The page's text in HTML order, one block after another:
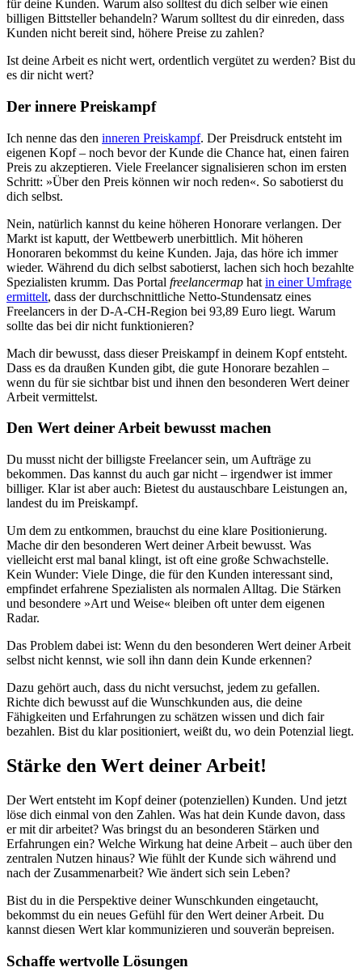
für deine Kunden. Warum also solltest du dich selber wie einen
billigen Bittsteller behandeln? Warum solltest du dir einreden, dass
Kunden nicht bereit sind, höhere Preise zu zahlen?
Ist deine Arbeit es nicht wert, ordentlich vergütet zu werden? Bist du
es dir nicht wert?
Der innere Preiskampf
Ich nenne das den inneren Preiskampf. Der Preisdruck entsteht im
eigenen Kopf – noch bevor der Kunde die Chance hat, einen fairen
Preis zu akzeptieren. Viele Freelancer signalisieren schon im ersten
Schritt: »Über den Preis können wir noch reden«. So sabotierst du
dich selbst.
Nein, natürlich kannst du keine höheren Honorare verlangen. Der
Markt ist kaputt, der Wettbewerb unerbittlich. Mit höheren
Honoraren bekommst du keine Kunden. Jaja, das höre ich immer
wieder. Während du dich selbst sabotierst, lachen sich hoch bezahlte
Spezialisten krumm. Das Portal freelancermap hat in einer Umfrage
ermittelt, dass der durchschnittliche Netto-Stundensatz eines
Freelancers in der D-A-CH-Region bei 93,89 Euro liegt. Warum
sollte das bei dir nicht funktionieren?
Mach dir bewusst, dass dieser Preiskampf in deinem Kopf entsteht.
Dass es da draußen Kunden gibt, die gute Honorare bezahlen –
wenn du für sie sichtbar bist und ihnen den besonderen Wert deiner
Arbeit vermittelst.
Den Wert deiner Arbeit bewusst machen
Du musst nicht der billigste Freelancer sein, um Aufträge zu
bekommen. Das kannst du auch gar nicht – irgendwer ist immer
billiger. Klar ist aber auch: Bietest du austauschbare Leistungen an,
landest du im Preiskampf.
Um dem zu entkommen, brauchst du eine klare Positionierung.
Mache dir den besonderen Wert deiner Arbeit bewusst. Was
vielleicht erst mal banal klingt, ist oft eine große Schwachstelle.
Kein Wunder: Viele Dinge, die für den Kunden interessant sind,
empfindet erfahrene Spezialisten als normalen Alltag. Die Stärken
und besondere »Art und Weise« bleiben oft unter dem eigenen
Radar.
Das Problem dabei ist: Wenn du den besonderen Wert deiner Arbeit
selbst nicht kennst, wie soll ihn dann dein Kunde erkennen?
Dazu gehört auch, dass du nicht versuchst, jedem zu gefallen.
Richte dich bewusst auf die Wunschkunden aus, die deine
Fähigkeiten und Erfahrungen zu schätzen wissen und dich fair
bezahlen. Bist du klar positioniert, weißt du, wo dein Potenzial liegt.
Stärke den Wert deiner Arbeit!
Der Wert entsteht im Kopf deiner (potenziellen) Kunden. Und jetzt
löse dich einmal von den Zahlen. Was hat dein Kunde davon, dass
er mit dir arbeitet? Was bringst du an besonderen Stärken und
Erfahrungen ein? Welche Wirkung hat deine Arbeit – auch über den
zentralen Nutzen hinaus? Wie fühlt der Kunde sich während und
nach der Zusammenarbeit? Wie ändert sich sein Leben?
Bist du in die Perspektive deiner Wunschkunden eingetaucht,
bekommst du ein neues Gefühl für den Wert deiner Arbeit. Du
kannst diesen Wert klar kommunizieren und souverän bepreisen.
Schaffe wertvolle Lösungen